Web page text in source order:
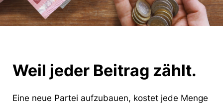
Weil jeder Beitrag zählt.
Eine neue Partei aufzubauen, kostet jede Menge